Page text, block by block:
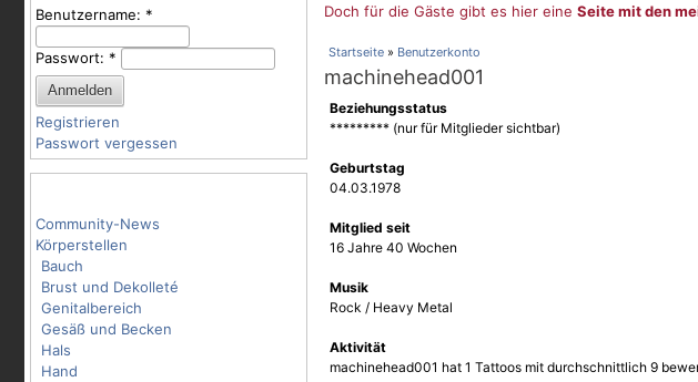
Benutzername: *
Passwort: *
Registrieren
Passwort vergessen
Community-News
Körperstellen
Bauch
Brust und Dekolleté
Genitalbereich
Gesäß und Becken
Hals
Hand
Doch für die Gäste gibt es hier eine Seite mit den
Startseite » Benutzerkonto
machinehead001
Beziehungsstatus
********* (nur für Mitglieder sichtbar)
Geburtstag
04.03.1978
Mitglied seit
16 Jahre 40 Wochen
Musik
Rock / Heavy Metal
Aktivität
machinehead001 hat 1 Tattoos mit durchschnittlich 9